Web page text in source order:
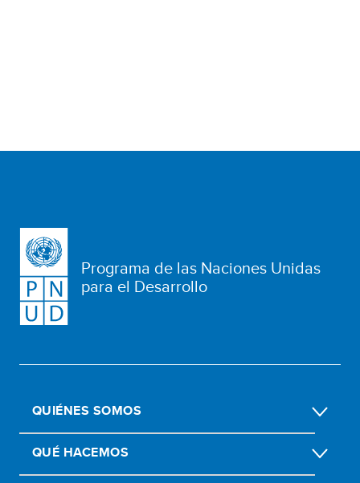
Programa de las Naciones Unidas
para el Desarrollo
QUIÉNES SOMOS
QUÉ HACEMOS